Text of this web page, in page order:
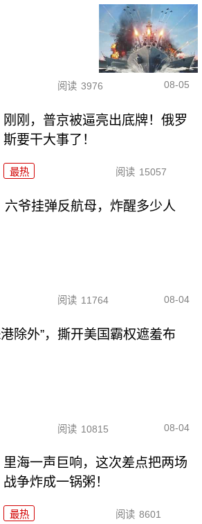
阅读 3976 08-05
刚刚，普京被逼亮出底牌！俄罗
斯要干大事了！
最热 阅读 15057
六爷挂弹反航母，炸醒多少人
阅读 11764 08-04
除外”，撕开美国霸权遮羞布
阅读 10815 08-04
里海一声巨响，这次差点把两场
战争炸成一锅粥！
最热 阅读 8601